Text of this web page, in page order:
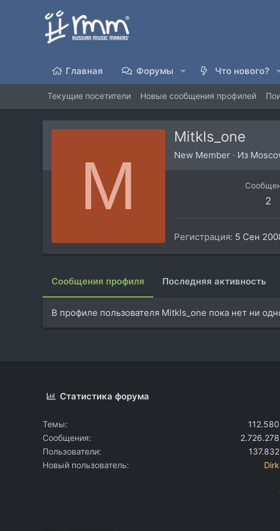
Главная Форумы Что нового?
Текущие посетители Новые сообщения профилей
M
Mitkls_one
New Member · Из
2
Регистрация 5 Сен
Сообщения профиля Последняя активность
В профиле пользователя Mitkls_one пока нет ни
Статистика форума
Темы
112.580
Сообщения
2.726.278
Пользователи
137.832
Новый пользователь
Dirk